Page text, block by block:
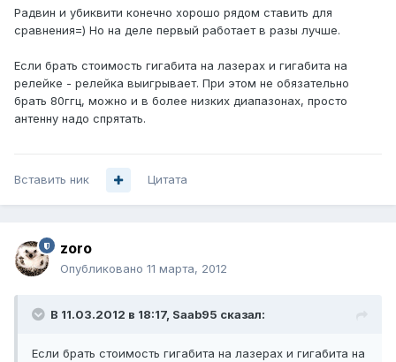
Радвин и убиквити конечно хорошо рядом ставить для
сравнения=) Но на деле первый работает в разы лучше.
Если брать стоимость гигабита на лазерах и гигабита на
релейке - релейка выигрывает. При этом не обязательно
брать 80ггц, можно и в более низких диапазонах, просто
антенну надо спрятать.
Вставить ник Цитата
zoro
Опубликовано 11 марта, 2012
В 11.03.2012 в 18:17, Saab95 сказал:
Если брать стоимость гигабита на лазерах и гигабита на